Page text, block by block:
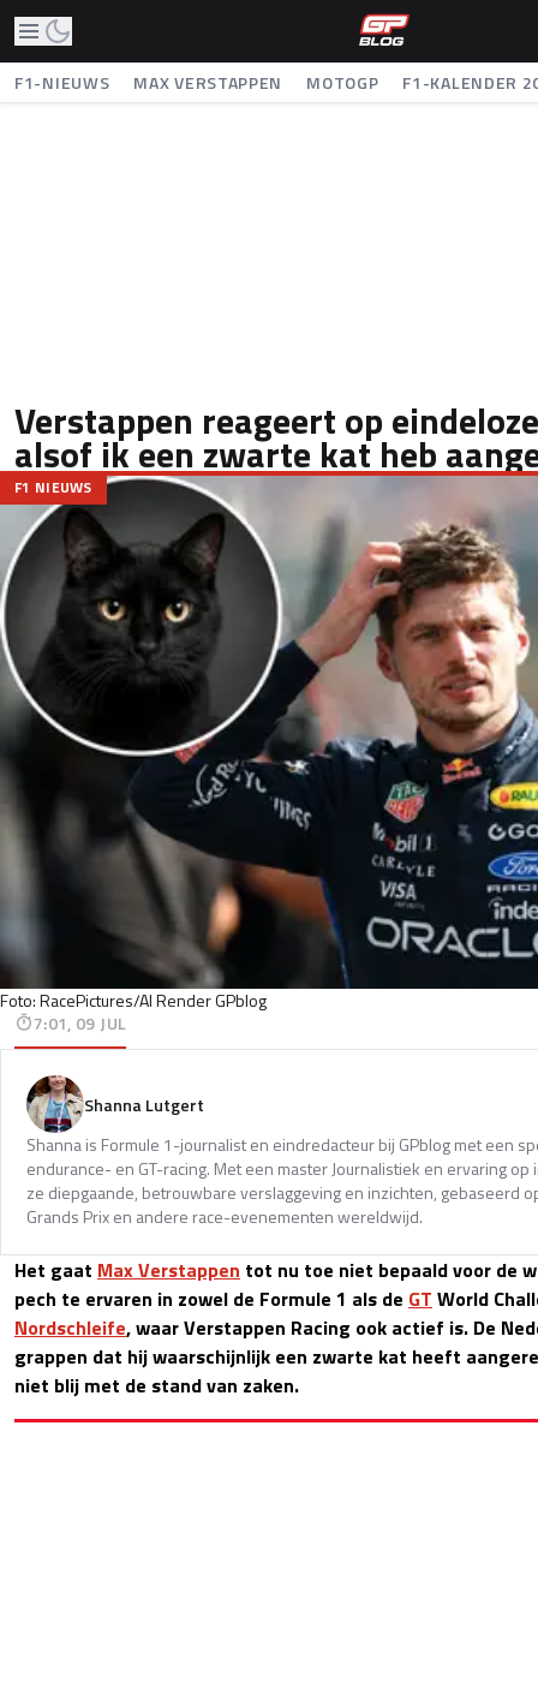
F1-NIEUWS MAX VERSTAPPEN MOTOGP F1-KALENDER
Verstappen reageert op
alsof ik een zwarte kat heb
Foto: RacePictures/AI Render GPblog
F1 NIEUWS
7:01, 09 JUL
Shanna Lutgert
Shanna is Formule 1-journalist en eindredacteur bij GPblog met een
endurance- en GT-racing. Met een master Journalistiek en ervaring
ze diepgaande, betrouwbare verslaggeving en inzichten, gebaseerd
Grands Prix en andere race-evenementen wereldwijd.
Het gaat Max Verstappen tot nu toe niet bepaald voor de
pech te ervaren in zowel de Formule 1 als de GT World
Nordschleife, waar Verstappen Racing ook actief is. De
grappen dat hij waarschijnlijk een zwarte kat heeft
niet blij met de stand van zaken.